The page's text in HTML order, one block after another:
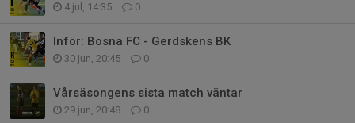
4 jul, 14:35 0
Inför: Bosna FC - Gerdskens BK
30 jun, 20:45 0
Vårsäsongens sista match väntar
29 jun, 20:48 0